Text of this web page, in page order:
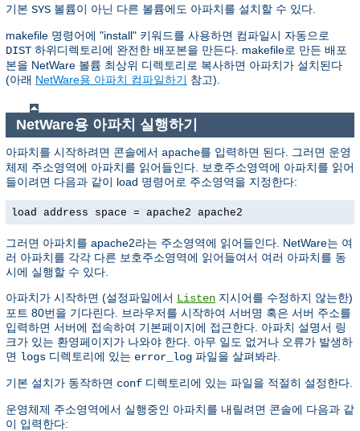
기본 SYS 볼륨이 아닌 다른 볼륨에도 아파치를 설치할 수 있다.
makefile 명령어에 "install" 키워드를 사용하면 컴파일시 자동으로
DIST 하위디렉토리에 완전한 배포본을 만든다. makefile로 만든 배포
본을 NetWare 볼륨 최상위 디렉토리로 복사하면 아파치가 설치된다
(아래 NetWare용 아파치 컴파일하기 참고).
NetWare용 아파치 실행하기
아파치를 시작하려면 콘솔에서 apache를 입력하면 된다. 그러면 운영
체제 주소영역에 아파치를 읽어들인다. 보호주소영역에 아파치를 읽어
들이려면 다음과 같이 load 명령어로 주소영역을 지정한다:
load address space = apache2 apache2
그러면 아파치를 apache2라는 주소영역에 읽어들인다. NetWare는 여
러 아파치를 각각 다른 보호주소영역에 읽어들여서 여러 아파치를 동
시에 실행할 수 있다.
아파치가 시작하면 (설정파일에서 Listen 지시어를 수정하지 않는한)
포트 80번을 기다린다. 브라우저를 시작하여 서버명 혹은 서버 주소를
입력하면 서버에 접속하여 기본페이지에 접근한다. 아파치 설명서 링
크가 있는 환영페이지가 나와야 한다. 아무 일도 없거나 오류가 발생하
면 logs 디렉토리에 있는 error_log 파일을 살펴봐라.
기본 설치가 동작하면 conf 디렉토리에 있는 파일을 적절히 설정한다.
운영체제 주소영역에서 실행중인 아파치를 내릴려면 콘솔에 다음과 같
이 입력한다: